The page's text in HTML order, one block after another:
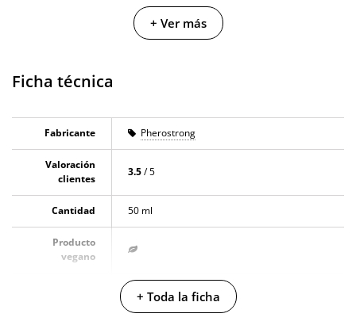
+ Ver más
Ficha técnica
Fabricante Pherostrong
Valoración
clientes
3.5/ 5
Cantidad 50 ml
Producto
vegano
+ Toda la ficha